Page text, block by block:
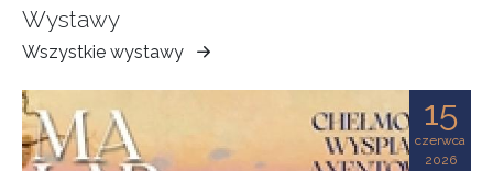
Wystawy
Wszystkie wystawy
Muzeum
Ziemi
Tarnowskiej
15
czerwca
2026